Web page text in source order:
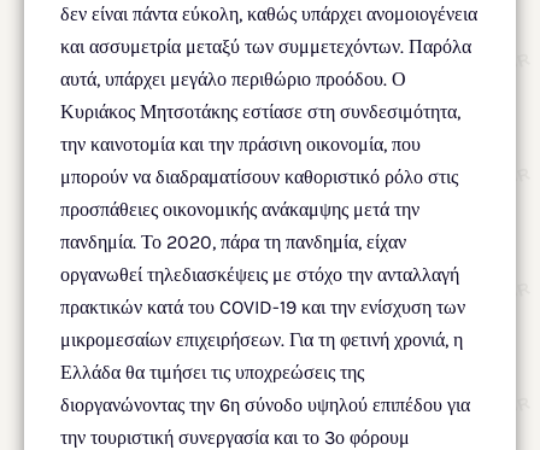
δεν είναι πάντα εύκολη, καθώς υπάρχει ανομοιογένεια
και ασσυμετρία μεταξύ των συμμετεχόντων. Παρόλα
αυτά, υπάρχει μεγάλο περιθώριο προόδου. Ο
Κυριάκος Μητσοτάκης εστίασε στη συνδεσιμότητα,
την καινοτομία και την πράσινη οικονομία, που
μπορούν να διαδραματίσουν καθοριστικό ρόλο στις
προσπάθειες οικονομικής ανάκαμψης μετά την
πανδημία. Το 2020, πάρα τη πανδημία, είχαν
οργανωθεί τηλεδιασκέψεις με στόχο την ανταλλαγή
πρακτικών κατά του COVID-19 και την ενίσχυση των
μικρομεσαίων επιχειρήσεων. Για τη φετινή χρονιά, η
Ελλάδα θα τιμήσει τις υποχρεώσεις της
διοργανώνοντας την 6η σύνοδο υψηλού επιπέδου για
την τουριστική συνεργασία και το 3ο φόρουμ